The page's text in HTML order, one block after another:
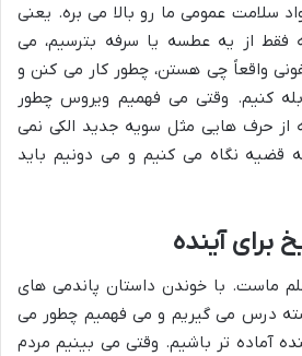
سلامت عمومی ما رو بالا می بره. یعنی
فقط از یه عطسه یا سرفه بترسیم، می
واقعاً چی هستن، چطور کار می کنن و
کنیم. وقتی می فهمیم ویروس چطور
حرف هایی مثل سویه جدید الکی نمی
قضیه نگاه می کنیم و می دونیم باید
برای آینده
ماست. با خوندن داستان پاندمی های
درس می گیریم و می فهمیم چطور می
آماده تر باشیم. وقتی می بینیم مردم